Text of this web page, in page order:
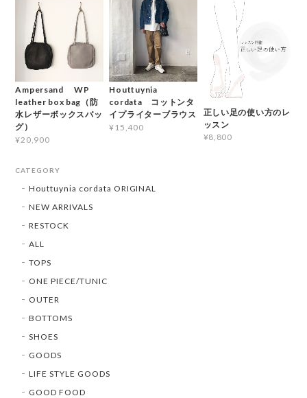
Ampersand WP
leather box bag（防
水レザーボックスバッ
グ）
¥20,900
Houttuynia
cordata コットンタ
イプライターブラウス
¥15,400
正しい足の使い方のレ
ッスン
¥8,800
CATEGORY
Houttuynia cordata ORIGINAL
NEW ARRIVALS
RESTOCK
ALL
TOPS
ONE PIECE/TUNIC
OUTER
BOTTOMS
SHOES
GOODS
LIFE STYLE GOODS
GOOD FOOD